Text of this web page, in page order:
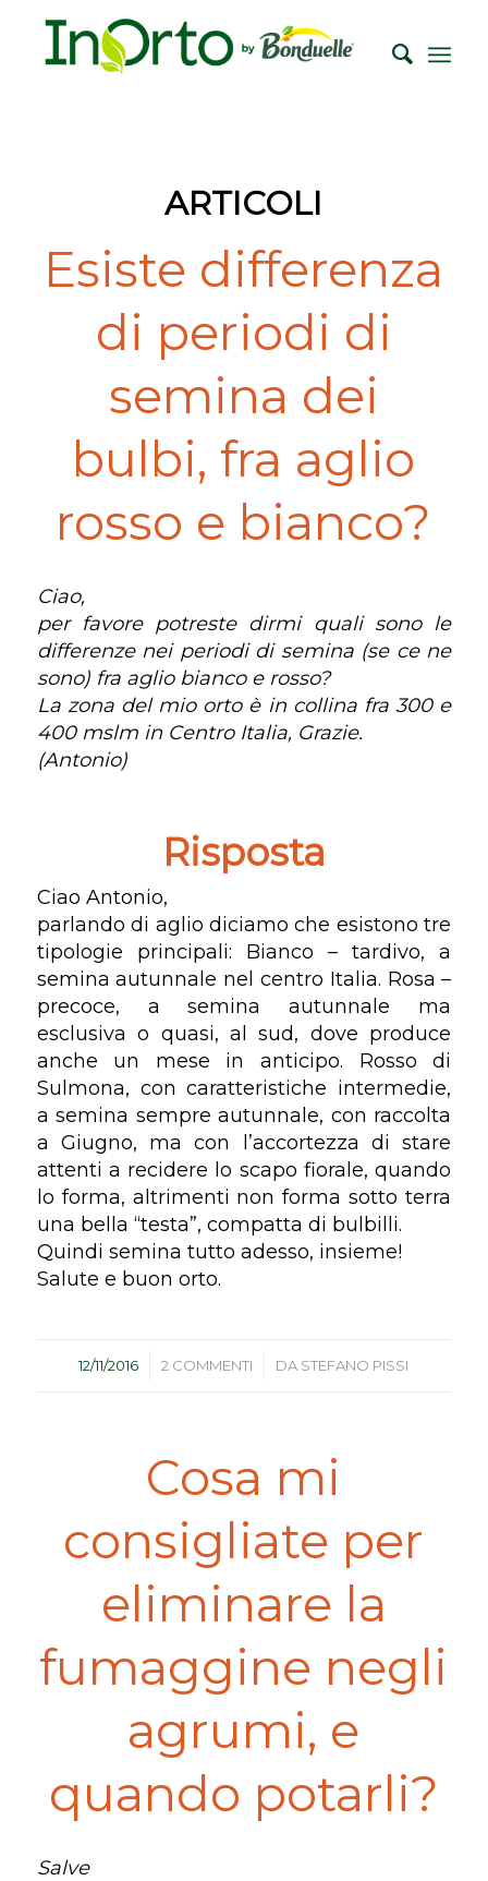
ARTICOLI
Esiste differenza
di periodi di
semina dei
bulbi, fra aglio
rosso e bianco?
Ciao,
per favore potreste dirmi quali sono le
differenze nei periodi di semina (se ce ne
sono) fra aglio bianco e rosso?
La zona del mio orto è in collina fra 300 e
400 mslm in Centro Italia, Grazie.
(Antonio)
Risposta
Ciao Antonio,
parlando di aglio diciamo che esistono tre
tipologie principali: Bianco – tardivo, a
semina autunnale nel centro Italia. Rosa –
precoce, a semina autunnale ma
esclusiva o quasi, al sud, dove produce
anche un mese in anticipo. Rosso di
Sulmona, con caratteristiche intermedie,
a semina sempre autunnale, con raccolta
a Giugno, ma con l’accortezza di stare
attenti a recidere lo scapo fiorale, quando
lo forma, altrimenti non forma sotto terra
una bella “testa”, compatta di bulbilli.
Quindi semina tutto adesso, insieme!
Salute e buon orto.
12/11/2016
/ 2 COMMENTI
/ DA STEFANO PISSI
Cosa mi
consigliate per
eliminare la
fumaggine negli
agrumi, e
quando potarli?
Salve